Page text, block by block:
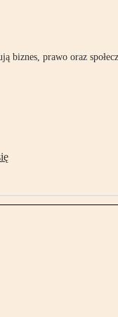
biznes, prawo oraz